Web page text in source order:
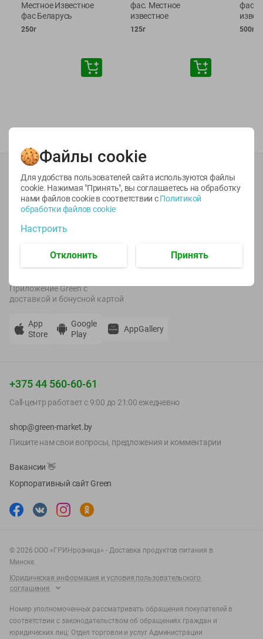
Местное Известное
фас Беларусь
250г
фас. Местное
известное
125г
фас
500г
Каталог товаров
Специально для вас
Мой Green
Приложение Green c
доставкой и бонусной картой
App
Store
Google
Play
AppGallery
+375 44 560-60-61
Call-центр работает с 9:00 до 21:00 ежедневно
shop@green-market.by
Пишите нам свои вопросы, предложения и комментарии
Вакансии 👋
Корпоративный сайт Green
© 2026 ООО «ГРИНрозница» - Доставка продуктов питания в
Минске.
Юридическая информация и условия пользовательского
соглашения
Номер уполномоченных рассматривать обращения покупателей в
соответствии с законодательством об обращениях граждан и
юридических лиц: Отдел торговли и услуг Администрации
Файлы cookie
Для удобства пользователей сайта используются файлы
cookie. Нажимая "Принять", вы соглашаетесь на обработку
нами файлов cookie в соответствии с Политикой
обработки файлов cookie
Настроить
Отклонить Принять